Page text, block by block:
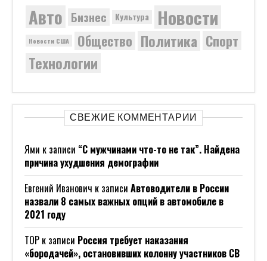
Авто Бизнес Культура Новости
Новости США Общество Политика Спорт
Технологии
СВЕЖИЕ КОММЕНТАРИИ
Ями к записи “С мужчинами что-то не так”. Найдена
причина ухудшения демографии
Евгений Иванович к записи Автоводители в России
назвали 8 самых важных опций в автомобиле в
2021 году
ТОР к записи Россия требует наказания
«бородачей», остановивших колонну участников СВ